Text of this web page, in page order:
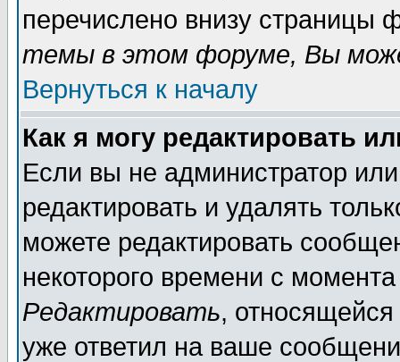
перечислено внизу страницы
темы в этом форуме, Вы
Вернуться к началу
Как я могу редактировать
Если вы не администратор
редактировать и удалять
можете редактировать
некоторого времени с
Редактировать,
уже ответил на ваше